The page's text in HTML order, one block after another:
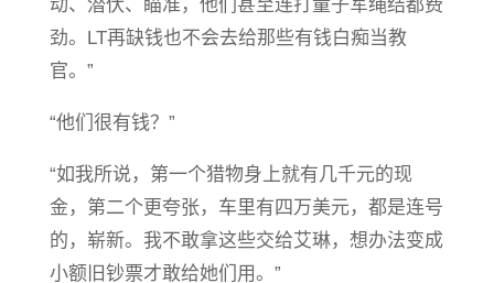
动、潜伏、瞄准，他们甚至连打童子军绳结都费
劲。LT再缺钱也不会去给那些有钱白痴当教
官。”
“他们很有钱？”
“如我所说，第一个猎物身上就有几千元的现
金，第二个更夸张，车里有四万美元，都是连号
的，崭新。我不敢拿这些交给艾琳，想办法变成
小额旧钞票才敢给她们用。”